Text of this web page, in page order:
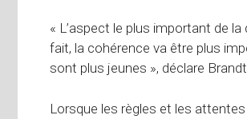
« L’aspect le plus important de
fait, la cohérence va être plus
sont plus jeunes », déclare
Lorsque les règles et les